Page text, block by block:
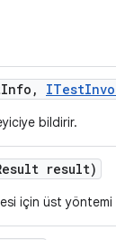
Info , ITest
bildirir.
result)
için üst yöntemi